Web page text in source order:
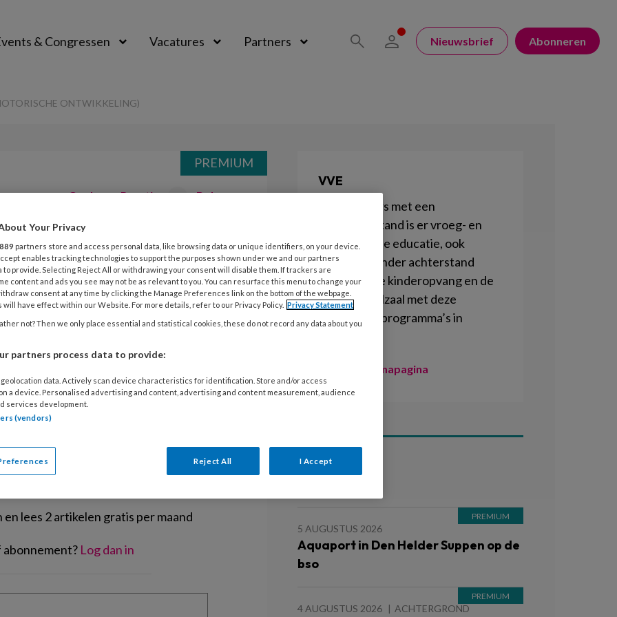
& Congressen Vacatures Partners Nieuwsbrief Abonneren
ONTWIKKELING)
Opslaan Reacties 0 Delen
stress
en zelfs een beetje nerveus
er zijn cadeautjes, papa en mama
lezen?
lees 2 artikelen gratis per maand
Log dan in
PREMIUM
VVE
Voor peuters met een
taalachterstand is er vroeg- en
voorschoolse educatie, ook
kinderen zonder achterstand
komen op de kinderopvang en de
peuterspeelzaal met deze
educatieve programma’s in
Naar de themapagina
Lees ook
5 AUGUSTUS 2026
Aquaport in Den Helder Suppen op de
bso
4 AUGUSTUS 2026 ACHTERGROND
Your Privacy
889 partners store and access personal data, like browsing data or unique identifiers, on your device.
enables tracking technologies to support the purposes shown under we and our partners
to provide. Selecting Reject All or withdrawing your consent will disable them. If trackers are
content and ads you see may not be as relevant to you. You can resurface this menu to change your
consent at any time by clicking the Manage Preferences link on the bottom of the webpage.
will have effect within our Website. For more details, refer to our Privacy Policy. Privacy Statement
not? Then we only place essential and statistical cookies, these do not record any data about you
partners process data to provide:
data. Actively scan device characteristics for identification. Store and/or access
a device. Personalised advertising and content, advertising and content measurement, audience
services development.
(vendors)
Reject All I Accept